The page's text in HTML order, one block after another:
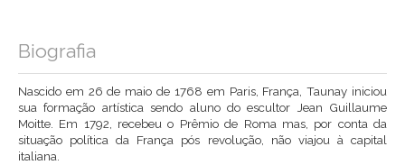
Biografia
Nascido em 26 de maio de 1768 em Paris, França, Taunay iniciou
sua formação artística sendo aluno do escultor Jean Guillaume
Moitte. Em 1792, recebeu o Prêmio de Roma mas, por conta da
situação política da França pós revolução, não viajou à capital
italiana.